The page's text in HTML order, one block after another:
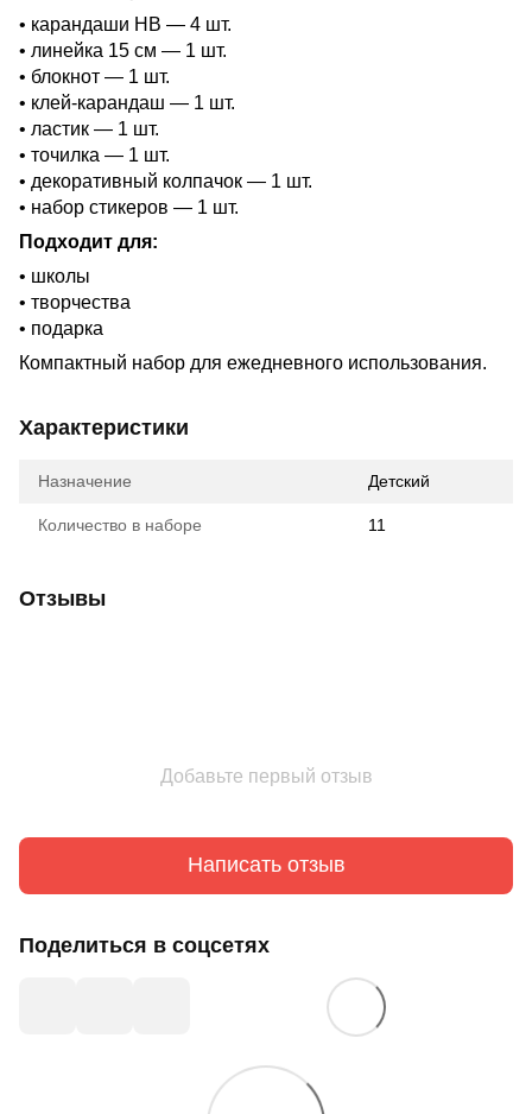
• карандаши HB — 4 шт.
• линейка 15 см — 1 шт.
• блокнот — 1 шт.
• клей-карандаш — 1 шт.
• ластик — 1 шт.
• точилка — 1 шт.
• декоративный колпачок — 1 шт.
• набор стикеров — 1 шт.
Подходит для:
• школы
• творчества
• подарка
Компактный набор для ежедневного использования.
Характеристики
Назначение Детский
Количество в наборе 11
Отзывы
Добавьте первый отзыв
Написать отзыв
Поделиться в соцсетях